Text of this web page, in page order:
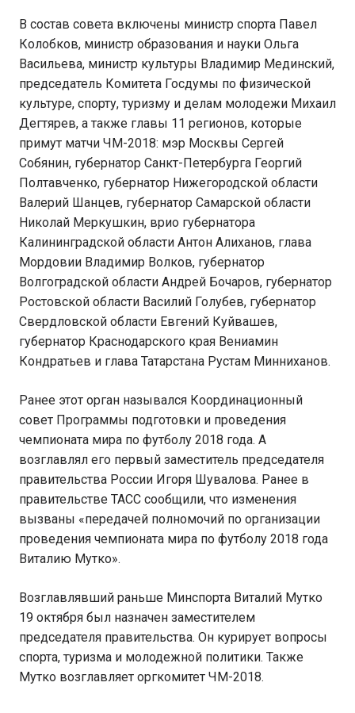
В состав совета включены министр спорта Павел
Колобков, министр образования и науки Ольга
Васильева, министр культуры Владимир Мединский,
председатель Комитета Госдумы по физической
культуре, спорту, туризму и делам молодежи Михаил
Дегтярев, а также главы 11 регионов, которые
примут матчи ЧМ-2018: мэр Москвы Сергей
Собянин, губернатор Санкт-Петербурга Георгий
Полтавченко, губернатор Нижегородской области
Валерий Шанцев, губернатор Самарской области
Николай Меркушкин, врио губернатора
Калининградской области Антон Алиханов, глава
Мордовии Владимир Волков, губернатор
Волгоградской области Андрей Бочаров, губернатор
Ростовской области Василий Голубев, губернатор
Свердловской области Евгений Куйвашев,
губернатор Краснодарского края Вениамин
Кондратьев и глава Татарстана Рустам Минниханов.
Ранее этот орган назывался Координационный
совет Программы подготовки и проведения
чемпионата мира по футболу 2018 года. А
возглавлял его первый заместитель председателя
правительства России Игоря Шувалова. Ранее в
правительстве ТАСС сообщили, что изменения
вызваны «передачей полномочий по организации
проведения чемпионата мира по футболу 2018 года
Виталию Мутко».
Возглавлявший раньше Минспорта Виталий Мутко
19 октября был назначен заместителем
председателя правительства. Он курирует вопросы
спорта, туризма и молодежной политики. Также
Мутко возглавляет оргкомитет ЧМ-2018.